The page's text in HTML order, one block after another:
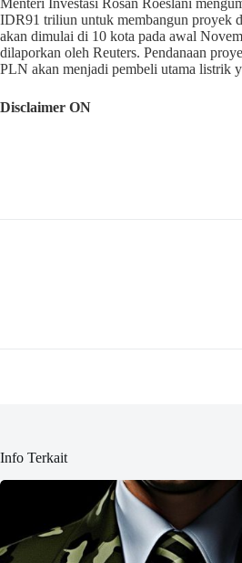
Menteri Investasi Rosan Roeslani
IDR91 triliun untuk membangun proyek
akan dimulai di 10 kota pada awal
dilaporkan oleh Reuters. Pendanaan
PLN akan menjadi pembeli utama listrik
Disclaimer ON
Info Terkait